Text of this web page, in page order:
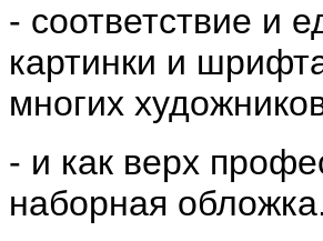
- соответствие и
картинки и
многих
- и как верх
наборная обложка.